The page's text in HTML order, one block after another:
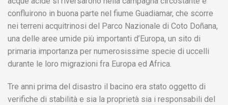
confluirono in buona parte nel fiume Guadiamar, che scorre
nei terreni acquitrinosi del Parco Nazionale di Coto Doñana,
una delle aree umide più importanti d’Europa, un sito di
primaria importanza per numerosissime specie di uccelli
durante le loro migrazioni fra Europa ed Africa.
Tre anni prima del disastro il bacino era stato oggetto di
verifiche di stabilità e sia la proprietà sia i responsabili del